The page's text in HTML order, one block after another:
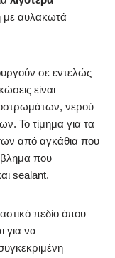
με αυλακωτά
σε εντελώς
είναι
νερού
Το τίμημα για τα
από αγκάθια που
που
sealant.
πεδίο όπου
για να